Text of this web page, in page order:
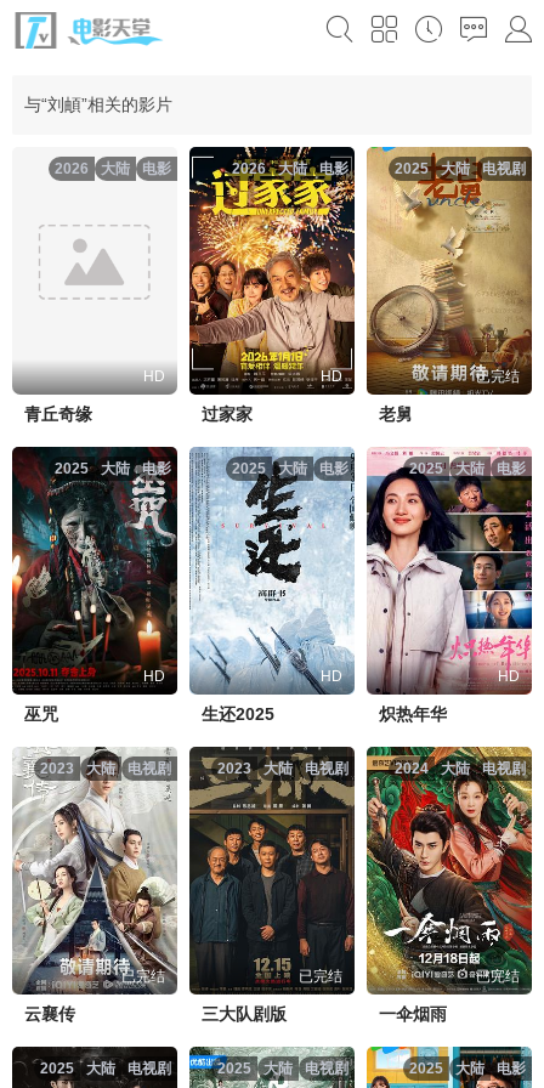
与“刘頔”相关的影片
电影
大陆
2026
HD
青丘奇缘
电影
大陆
2026
HD
过家家
电视剧
大陆
2025
已完结
老舅
电影
大陆
2025
HD
巫咒
电影
大陆
2025
HD
生还2025
电影
大陆
2025
HD
炽热年华
电视剧
大陆
2023
已完结
云襄传
电视剧
大陆
2023
已完结
三大队剧版
电视剧
大陆
2024
已完结
一伞烟雨
电视剧
大陆
2025 电视剧
大陆
2025 电影
大陆
2025